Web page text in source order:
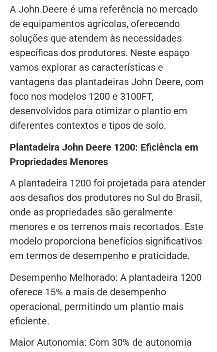
A John Deere é uma referência no mercado
de equipamentos agrícolas, oferecendo
soluções que atendem às necessidades
específicas dos produtores. Neste espaço
vamos explorar as características e
vantagens das plantadeiras John Deere, com
foco nos modelos 1200 e 3100FT,
desenvolvidos para otimizar o plantio em
diferentes contextos e tipos de solo.
Plantadeira John Deere 1200: Eficiência em
Propriedades Menores
A plantadeira 1200 foi projetada para atender
aos desafios dos produtores no Sul do Brasil,
onde as propriedades são geralmente
menores e os terrenos mais recortados. Este
modelo proporciona benefícios significativos
em termos de desempenho e praticidade.
Desempenho Melhorado: A plantadeira 1200
oferece 15% a mais de desempenho
operacional, permitindo um plantio mais
eficiente.
Maior Autonomia: Com 30% de autonomia